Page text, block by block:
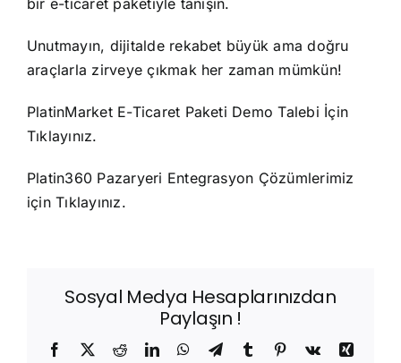
Unutmayın, dijitalde rekabet büyük ama doğru
araçlarla zirveye çıkmak her zaman mümkün!
PlatinMarket E-Ticaret Paketi Demo Talebi İçin
Tıklayınız.
Platin360 Pazaryeri Entegrasyon Çözümlerimiz
içinTıklayınız.
Sosyal Medya Hesaplarınızdan
Paylaşın !
Facebook
X RedditLinkedInWhatsApp
TelegramTumblr Pinterest
Vk
Xing